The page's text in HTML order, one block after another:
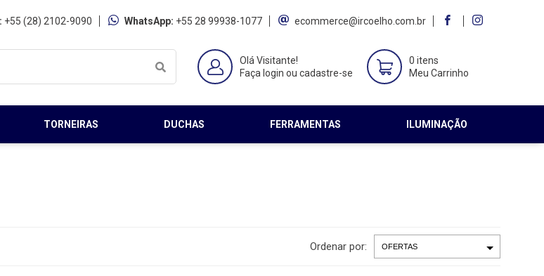
+55 (28) 2102-9090 WhatsApp: +55 28 99938-1077 ecommerce@ircoelho.com.br
Olá Visitante!
Faça login ou cadastre-se
0 itens
Meu Carrinho
TORNEIRAS DUCHAS FERRAMENTAS ILUMINAÇÃO
Ordenar por: